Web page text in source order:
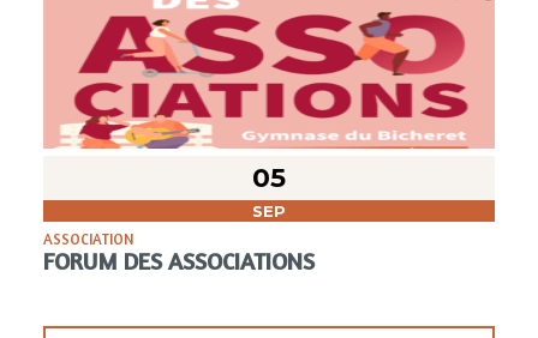
05
SEP
ASSOCIATION
FORUM DES ASSOCIATIONS